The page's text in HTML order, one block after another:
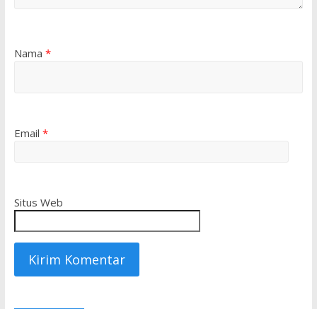
Nama *
Email *
Situs Web